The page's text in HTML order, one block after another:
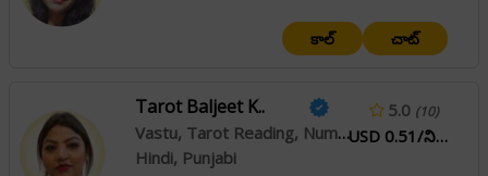
కాల్ చాట్
Tarot Baljeet K..
Vastu, Tarot Reading, Numerology
Hindi, Punjabi
5.0 (10)
USD 0.51/నిమి